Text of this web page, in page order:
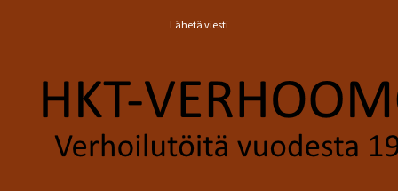
Lähetä viesti